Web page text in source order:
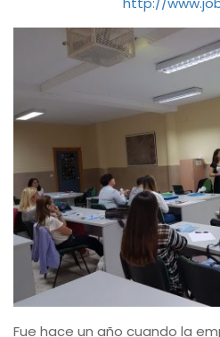
Fue hace un año cuando la